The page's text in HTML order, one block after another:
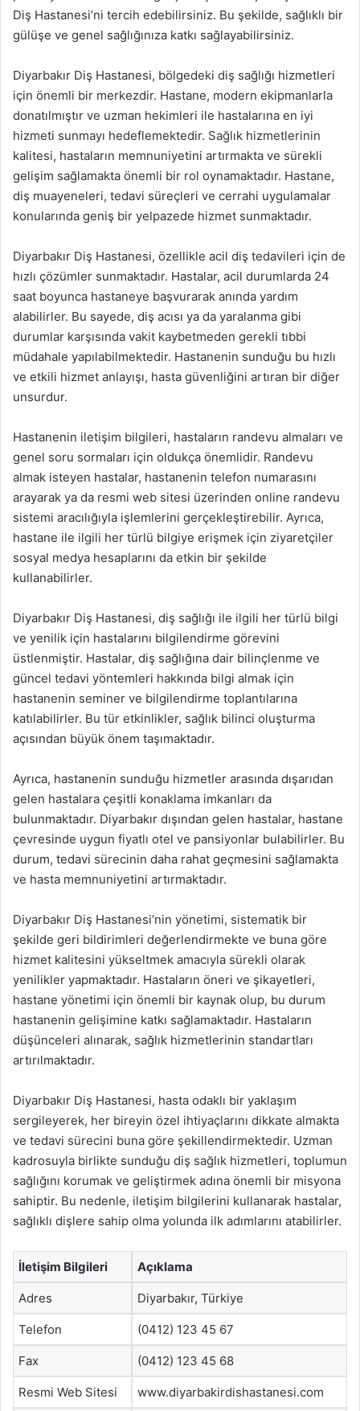
Diş Hastanesi’ni tercih edebilirsiniz. Bu şekilde, sağlıklı bir
gülüşe ve genel sağlığınıza katkı sağlayabilirsiniz.
Diyarbakır Diş Hastanesi, bölgedeki diş sağlığı hizmetleri
için önemli bir merkezdir. Hastane, modern ekipmanlarla
donatılmıştır ve uzman hekimleri ile hastalarına en iyi
hizmeti sunmayı hedeflemektedir. Sağlık hizmetlerinin
kalitesi, hastaların memnuniyetini artırmakta ve sürekli
gelişim sağlamakta önemli bir rol oynamaktadır. Hastane,
diş muayeneleri, tedavi süreçleri ve cerrahi uygulamalar
konularında geniş bir yelpazede hizmet sunmaktadır.
Diyarbakır Diş Hastanesi, özellikle acil diş tedavileri için de
hızlı çözümler sunmaktadır. Hastalar, acil durumlarda 24
saat boyunca hastaneye başvurarak anında yardım
alabilirler. Bu sayede, diş acısı ya da yaralanma gibi
durumlar karşısında vakit kaybetmeden gerekli tıbbi
müdahale yapılabilmektedir. Hastanenin sunduğu bu hızlı
ve etkili hizmet anlayışı, hasta güvenliğini artıran bir diğer
unsurdur.
Hastanenin iletişim bilgileri, hastaların randevu almaları ve
genel soru sormaları için oldukça önemlidir. Randevu
almak isteyen hastalar, hastanenin telefon numarasını
arayarak ya da resmi web sitesi üzerinden online randevu
sistemi aracılığıyla işlemlerini gerçekleştirebilir. Ayrıca,
hastane ile ilgili her türlü bilgiye erişmek için ziyaretçiler
sosyal medya hesaplarını da etkin bir şekilde
kullanabilirler.
Diyarbakır Diş Hastanesi, diş sağlığı ile ilgili her türlü bilgi
ve yenilik için hastalarını bilgilendirme görevini
üstlenmiştir. Hastalar, diş sağlığına dair bilinçlenme ve
güncel tedavi yöntemleri hakkında bilgi almak için
hastanenin seminer ve bilgilendirme toplantılarına
katılabilirler. Bu tür etkinlikler, sağlık bilinci oluşturma
açısından büyük önem taşımaktadır.
Ayrıca, hastanenin sunduğu hizmetler arasında dışarıdan
gelen hastalara çeşitli konaklama imkanları da
bulunmaktadır. Diyarbakır dışından gelen hastalar, hastane
çevresinde uygun fiyatlı otel ve pansiyonlar bulabilirler. Bu
durum, tedavi sürecinin daha rahat geçmesini sağlamakta
ve hasta memnuniyetini artırmaktadır.
Diyarbakır Diş Hastanesi’nin yönetimi, sistematik bir
şekilde geri bildirimleri değerlendirmekte ve buna göre
hizmet kalitesini yükseltmek amacıyla sürekli olarak
yenilikler yapmaktadır. Hastaların öneri ve şikayetleri,
hastane yönetimi için önemli bir kaynak olup, bu durum
hastanenin gelişimine katkı sağlamaktadır. Hastaların
düşünceleri alınarak, sağlık hizmetlerinin standartları
artırılmaktadır.
Diyarbakır Diş Hastanesi, hasta odaklı bir yaklaşım
sergileyerek, her bireyin özel ihtiyaçlarını dikkate almakta
ve tedavi sürecini buna göre şekillendirmektedir. Uzman
kadrosuyla birlikte sunduğu diş sağlık hizmetleri, toplumun
sağlığını korumak ve geliştirmek adına önemli bir misyona
sahiptir. Bu nedenle, iletişim bilgilerini kullanarak hastalar,
sağlıklı dişlere sahip olma yolunda ilk adımlarını atabilirler.
İletişim Bilgileri Açıklama
Adres Diyarbakır, Türkiye
Telefon (0412) 123 45 67
Fax (0412) 123 45 68
Resmi Web Sitesi www.diyarbakirdishastanesi.com